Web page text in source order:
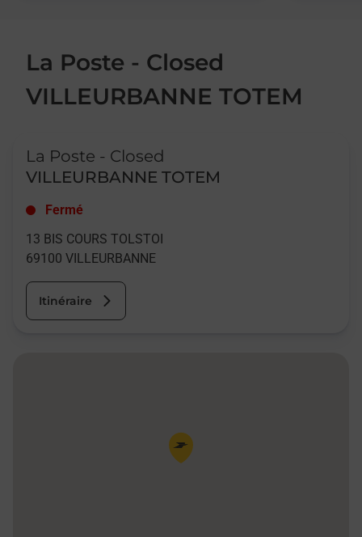
La Poste - Closed
VILLEURBANNE TOTEM
La Poste - Closed
VILLEURBANNE TOTEM
Fermé
13 BIS COURS TOLSTOI
69100 VILLEURBANNE
Itinéraire
Pin de la carte